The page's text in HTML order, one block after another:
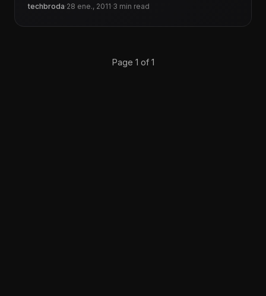
aplicación que recientemente fue
techbroda·28 ene., 2011·3 min read
Page 1 of 1